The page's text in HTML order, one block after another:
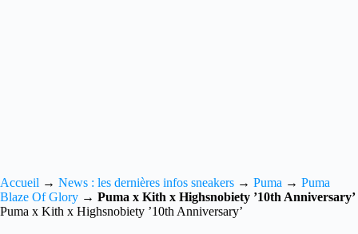
Accueil → News : les dernières infos sneakers → Puma → Puma
Blaze Of Glory → Puma x Kith x Highsnobiety ’10th Anniversary’
Puma x Kith x Highsnobiety ’10th Anniversary’